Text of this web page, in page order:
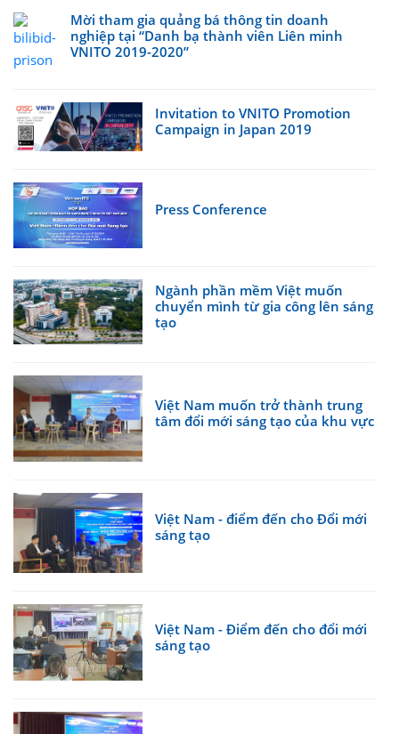
Mời tham gia quảng bá thông tin doanh
nghiệp tại “Danh bạ thành viên Liên minh
VNITO 2019-2020”
Invitation to VNITO Promotion
Campaign in Japan 2019
Press Conference
Ngành phần mềm Việt muốn
chuyển mình từ gia công lên sáng
tạo
Việt Nam muốn trở thành trung
tâm đổi mới sáng tạo của khu vực
Việt Nam - điểm đến cho Đổi mới
sáng tạo
Việt Nam - Điểm đến cho đổi mới
sáng tạo